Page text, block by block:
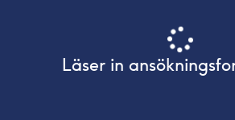
Läser in